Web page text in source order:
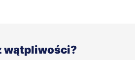
wątpliwości?